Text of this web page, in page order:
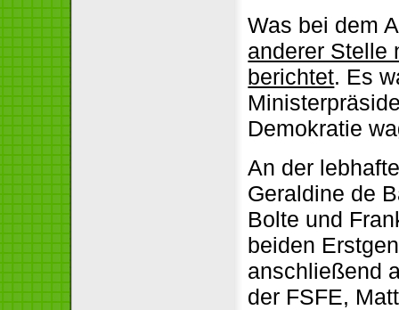
Was bei dem
anderer Stelle
berichtet. Es
Demokratie
An der
Geraldine de
Bolte und
beiden
anschließend
der FSFE,